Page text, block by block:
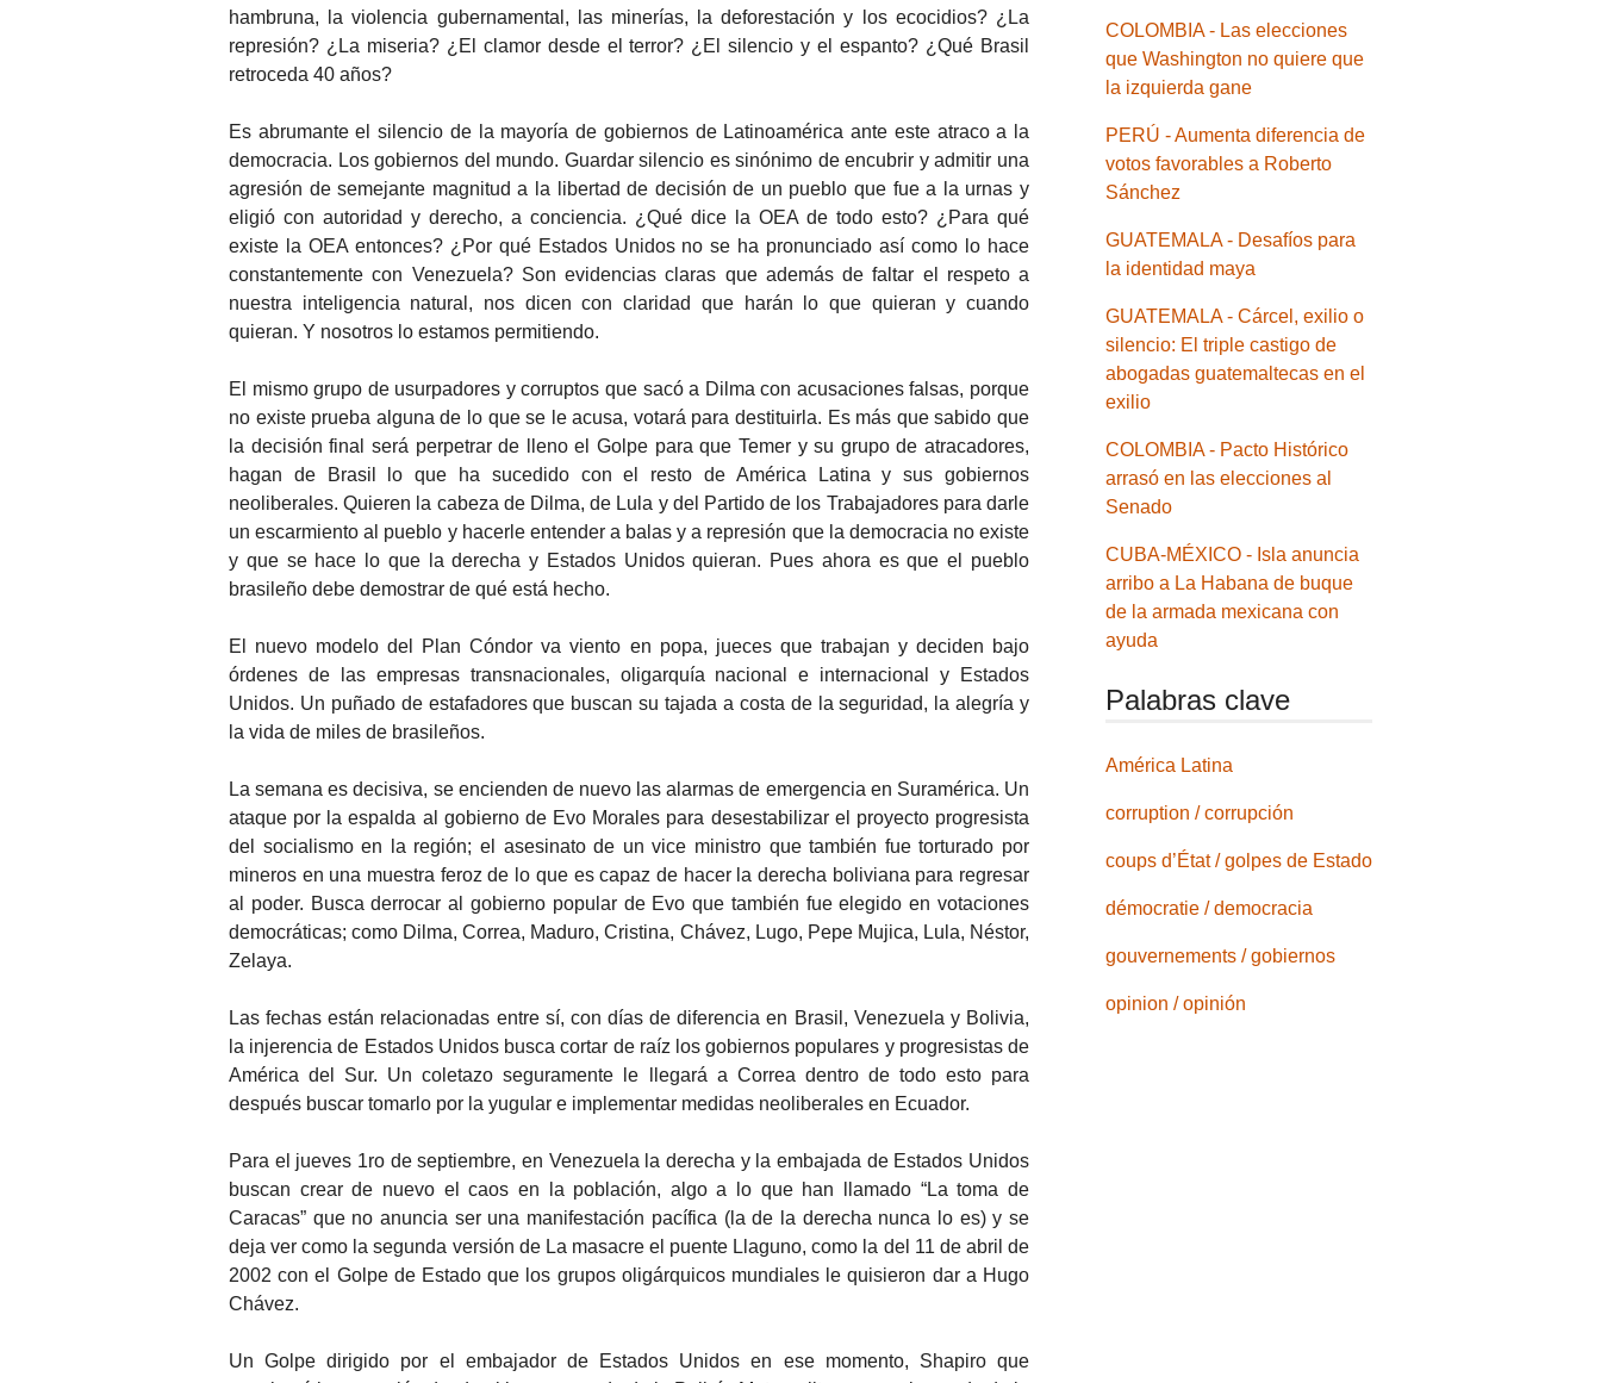
hambruna, la violencia gubernamental, las minerías, la deforestación y los ecocidios? ¿La
represión? ¿La miseria? ¿El clamor desde el terror? ¿El silencio y el espanto? ¿Qué Brasil
retroceda 40 años?
Es abrumante el silencio de la mayoría de gobiernos de Latinoamérica ante este atraco a la
democracia. Los gobiernos del mundo. Guardar silencio es sinónimo de encubrir y admitir una
agresión de semejante magnitud a la libertad de decisión de un pueblo que fue a la urnas y
eligió con autoridad y derecho, a conciencia. ¿Qué dice la OEA de todo esto? ¿Para qué
existe la OEA entonces? ¿Por qué Estados Unidos no se ha pronunciado así como lo hace
constantemente con Venezuela? Son evidencias claras que además de faltar el respeto a
nuestra inteligencia natural, nos dicen con claridad que harán lo que quieran y cuando
quieran. Y nosotros lo estamos permitiendo.
El mismo grupo de usurpadores y corruptos que sacó a Dilma con acusaciones falsas, porque
no existe prueba alguna de lo que se le acusa, votará para destituirla. Es más que sabido que
la decisión final será perpetrar de lleno el Golpe para que Temer y su grupo de atracadores,
hagan de Brasil lo que ha sucedido con el resto de América Latina y sus gobiernos
neoliberales. Quieren la cabeza de Dilma, de Lula y del Partido de los Trabajadores para darle
un escarmiento al pueblo y hacerle entender a balas y a represión que la democracia no existe
y que se hace lo que la derecha y Estados Unidos quieran. Pues ahora es que el pueblo
brasileño debe demostrar de qué está hecho.
El nuevo modelo del Plan Cóndor va viento en popa, jueces que trabajan y deciden bajo
órdenes de las empresas transnacionales, oligarquía nacional e internacional y Estados
Unidos. Un puñado de estafadores que buscan su tajada a costa de la seguridad, la alegría y
la vida de miles de brasileños.
La semana es decisiva, se encienden de nuevo las alarmas de emergencia en Suramérica. Un
ataque por la espalda al gobierno de Evo Morales para desestabilizar el proyecto progresista
del socialismo en la región; el asesinato de un vice ministro que también fue torturado por
mineros en una muestra feroz de lo que es capaz de hacer la derecha boliviana para regresar
al poder. Busca derrocar al gobierno popular de Evo que también fue elegido en votaciones
democráticas; como Dilma, Correa, Maduro, Cristina, Chávez, Lugo, Pepe Mujica, Lula, Néstor,
Zelaya.
Las fechas están relacionadas entre sí, con días de diferencia en Brasil, Venezuela y Bolivia,
la injerencia de Estados Unidos busca cortar de raíz los gobiernos populares y progresistas de
América del Sur. Un coletazo seguramente le llegará a Correa dentro de todo esto para
después buscar tomarlo por la yugular e implementar medidas neoliberales en Ecuador.
Para el jueves 1ro de septiembre, en Venezuela la derecha y la embajada de Estados Unidos
buscan crear de nuevo el caos en la población, algo a lo que han llamado “La toma de
Caracas” que no anuncia ser una manifestación pacífica (la de la derecha nunca lo es) y se
deja ver como la segunda versión de La masacre el puente Llaguno, como la del 11 de abril de
2002 con el Golpe de Estado que los grupos oligárquicos mundiales le quisieron dar a Hugo
Chávez.
Un Golpe dirigido por el embajador de Estados Unidos en ese momento, Shapiro que
COLOMBIA - Las elecciones
que Washington no quiere que
la izquierda gane
PERÚ - Aumenta diferencia de
votos favorables a Roberto
Sánchez
GUATEMALA - Desafíos para
la identidad maya
GUATEMALA - Cárcel, exilio o
silencio: El triple castigo de
abogadas guatemaltecas en el
exilio
COLOMBIA - Pacto Histórico
arrasó en las elecciones al
Senado
CUBA-MÉXICO - Isla anuncia
arribo a La Habana de buque
de la armada mexicana con
ayuda
Palabras clave
América Latina
corruption / corrupción
coups d’État / golpes de Estado
démocratie / democracia
gouvernements / gobiernos
opinion / opinión